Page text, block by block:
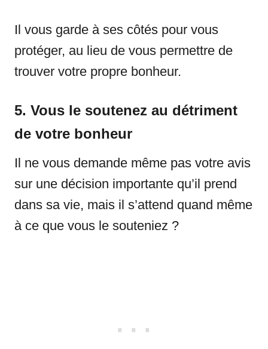
Il vous garde à ses côtés pour vous
protéger, au lieu de vous permettre de
trouver votre propre bonheur.
5. Vous le soutenez au détriment
de votre bonheur
Il ne vous demande même pas votre avis
sur une décision importante qu’il prend
dans sa vie, mais il s’attend quand même
à ce que vous le souteniez ?